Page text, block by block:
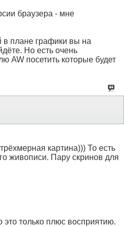
браузера - мне
в плане графики вы на
Но есть очень
AW посетить которые будет
картина))) То есть
живописи. Пару скринов для
только плюс восприятию.